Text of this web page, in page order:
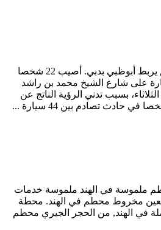
تصادم 44 سيارة على طريق يربط أبوظبي بدبي. أصيب 22 شخصا
تصادم بين 44 سيارة على شارع الشيخ محمد بن راشد
بسبب تدني الرؤية الناتج عن
ملموسة في الهند ملموسة خدمات
مخروط محطم في الهند. محطة
في الهند, من الحجر الجيري محطم